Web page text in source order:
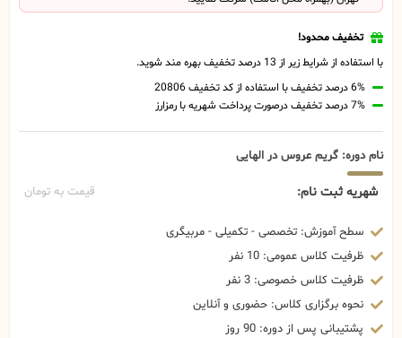
تخفیف محدود!
با استفاده از شرایط زیر از 13 درصد تخفیف بهره مند شوید.
6% درصد تخفیف با استفاده از کد تخفیف 20806
7% درصد تخفیف درصورت پرداخت شهریه با رمزارز
نام دوره: گریم عروس در الهایی
شهریه ثبت نام: قیمت به تومان
سطح آموزش: تخصصی - تکمیلی - مربیگری
ظرفیت کلاس عمومی: 10 نفر
ظرفیت کلاس خصوصی: 3 نفر
نحوه برگزاری کلاس: حضوری و آنلاین
پشتیبانی پس از دوره: 90 روز